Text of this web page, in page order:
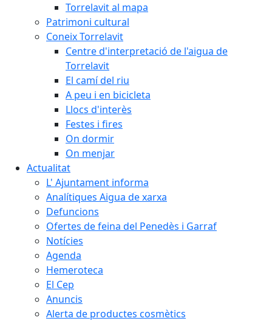
Torrelavit al mapa
Patrimoni cultural
Coneix Torrelavit
Centre d'interpretació de l'aigua de
Torrelavit
El camí del riu
A peu i en bicicleta
Llocs d'interès
Festes i fires
On dormir
On menjar
Actualitat
L' Ajuntament informa
Analítiques Aigua de xarxa
Defuncions
Ofertes de feina del Penedès i Garraf
Notícies
Agenda
Hemeroteca
El Cep
Anuncis
Alerta de productes cosmètics